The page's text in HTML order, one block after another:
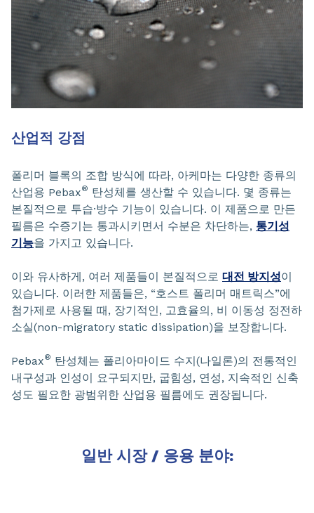
산업적 강점
폴리머 블록의 조합 방식에 따라, 아케마는 다양한 종류의
산업용 Pebax® 탄성체를 생산할 수 있습니다. 몇 종류는
본질적으로 투습·방수 기능이 있습니다. 이 제품으로 만든
필름은 수증기는 통과시키면서 수분은 차단하는, 통기성
기능을 가지고 있습니다.
이와 유사하게, 여러 제품들이 본질적으로 대전 방지성이
있습니다. 이러한 제품들은, “호스트 폴리머 매트릭스”에
첨가제로 사용될 때, 장기적인, 고효율의, 비 이동성 정전하
소실(non-migratory static dissipation)을 보장합니다.
Pebax® 탄성체는 폴리아마이드 수지(나일론)의 전통적인
내구성과 인성이 요구되지만, 굽힘성, 연성, 지속적인 신축
성도 필요한 광범위한 산업용 필름에도 권장됩니다.
일반 시장 / 응용 분야: